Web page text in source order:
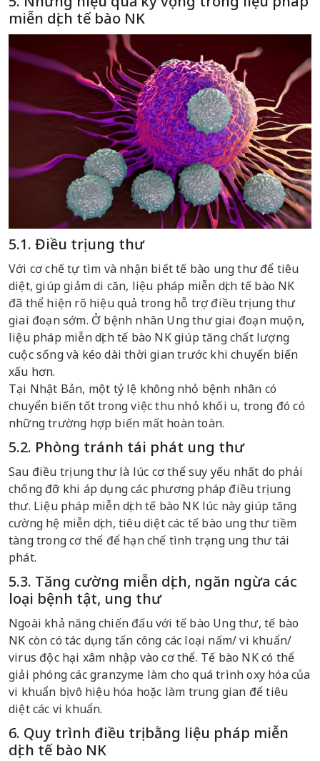
miễn dịch tế bào NK
5.1. Điều trị ung thư
Với cơ chế tự tìm và nhận biết tế bào ung thư để tiêu
diệt, giúp giảm di căn, liệu pháp miễn dịch tế bào NK
đã thể hiện rõ hiệu quả trong hỗ trợ điều trị ung thư
giai đoạn sớm. Ở bệnh nhân Ung thư giai đoạn muộn,
liệu pháp miễn dịch tế bào NK giúp tăng chất lượng
cuộc sống và kéo dài thời gian trước khi chuyển biến
xấu hơn.
Tại Nhật Bản, một tỷ lệ không nhỏ bệnh nhân có
chuyển biến tốt trong việc thu nhỏ khối u, trong đó có
những trường hợp biến mất hoàn toàn.
5.2. Phòng tránh tái phát ung thư
Sau điều trị ung thư là lúc cơ thể suy yếu nhất do phải
chống đỡ khi áp dụng các phương pháp điều trị ung
thư. Liệu pháp miễn dịch tế bào NK lúc này giúp tăng
cường hệ miễn dịch, tiêu diệt các tế bào ung thư tiềm
tàng trong cơ thể để hạn chế tình trạng ung thư tái
phát.
5.3. Tăng cường miễn dịch, ngăn ngừa các
loại bệnh tật, ung thư
Ngoài khả năng chiến đấu với tế bào Ung thư, tế bào
NK còn có tác dụng tấn công các loại nấm/ vi khuẩn/
virus độc hại xâm nhập vào cơ thể. Tế bào NK có thể
giải phóng các granzyme làm cho quá trình oxy hóa của
vi khuẩn bị vô hiệu hóa hoặc làm trung gian để tiêu
diệt các vi khuẩn.
6. Quy trình điều trị bằng liệu pháp miễn
dịch tế bào NK